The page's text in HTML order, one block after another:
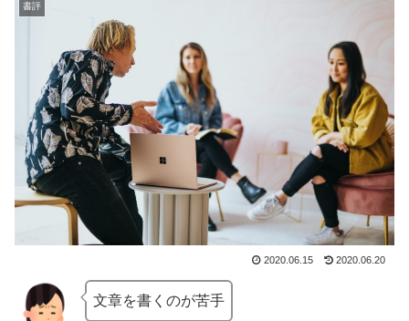
書評
2020.06.15 2020.06.20
文章を書くのが苦手